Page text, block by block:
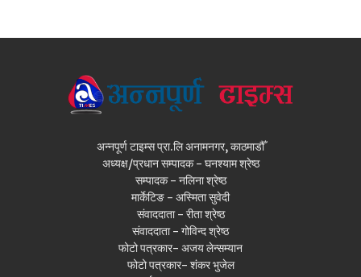
अन्नपूर्ण टाइम्स प्रा.लि अनामनगर, काठमाडौँ
अध्यक्ष/प्रधान सम्पादक - घनश्याम श्रेष्ठ
सम्पादक - नलिना श्रेष्ठ
मार्केटिङ - अस्मिता सुवेदी
संवाददाता - रीता श्रेष्ठ
संवाददाता - गोविन्द श्रेष्ठ
फोटो पत्रकार- अजय लेन्सम्यान
फोटो पत्रकार- शंकर भुजेल